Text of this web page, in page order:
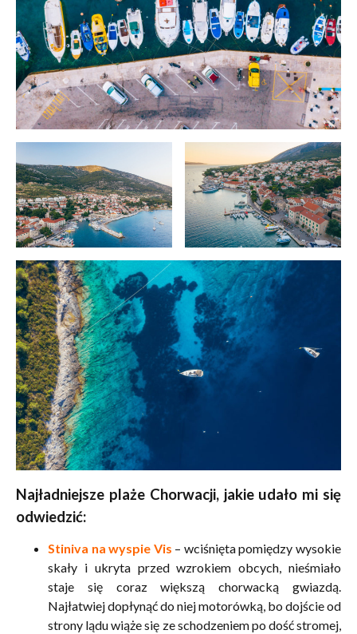
Najładniejsze plaże Chorwacji, jakie udało mi się
odwiedzić:
Stiniva na wyspie Vis – wciśnięta pomiędzy wysokie
skały i ukryta przed wzrokiem obcych, nieśmiało
staje się coraz większą chorwacką gwiazdą.
Najłatwiej dopłynąć do niej motorówką, bo dojście od
strony lądu wiąże się ze schodzeniem po dość stromej,